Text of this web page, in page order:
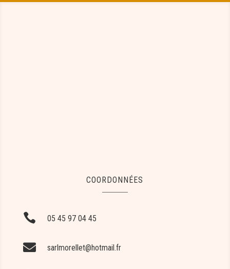
COORDONNÉES
 05 45 97 04 45
 sarlmorellet@hotmail.fr